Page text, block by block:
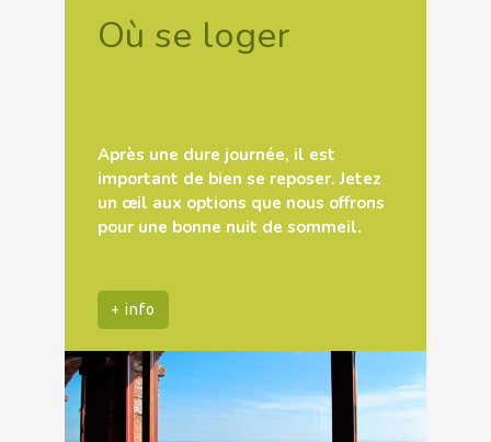
Où se loger
Après une dure journée, il est
important de bien se reposer. Jetez
un œil aux options que nous offrons
pour une bonne nuit de sommeil.
+ info